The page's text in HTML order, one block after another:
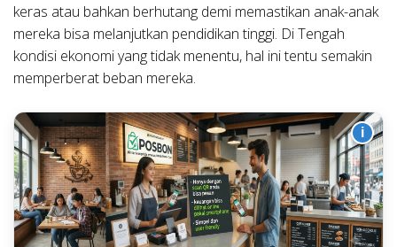
keras atau bahkan berhutang demi memastikan anak-anak
mereka bisa melanjutkan pendidikan tinggi. Di Tengah
kondisi ekonomi yang tidak menentu, hal ini tentu semakin
memperberat beban mereka.
i